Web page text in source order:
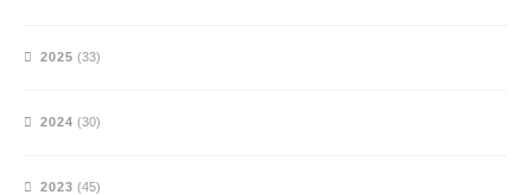
2025 (33)
2024 (30)
2023 (45)